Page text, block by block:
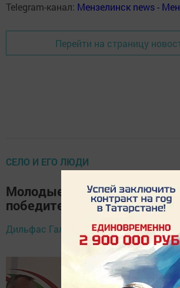
Telegram-канал: Мензелинск news -
Перейти на страницу
СЕЛО И ЕГО ЛЮДИ
Молодые специалисты
победители
Дильфас Галиев, 26 июня 2024 - 16:52